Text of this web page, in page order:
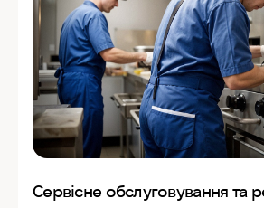
Сервісне обслуговування та